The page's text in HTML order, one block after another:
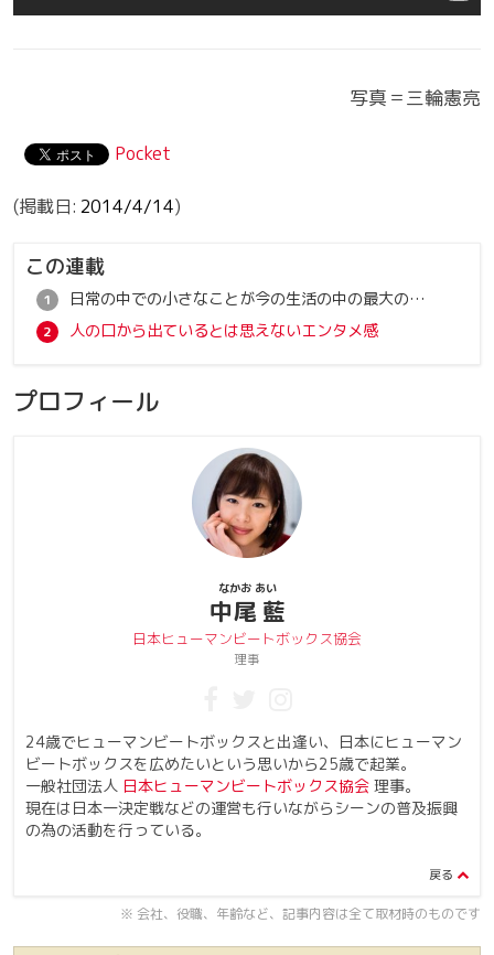
写真＝三輪憲亮
Pocket
2014/4/14
この連載
日常の中での小さなことが今の生活の中の最大の癒し
人の口から出ているとは思えないエンタメ感
プロフィール
中尾 藍
なかお あい
日本ヒューマンビートボックス協会
理事
24歳でヒューマンビートボックスと出逢い、日本にヒューマン
ビートボックスを広めたいという思いから25歳で起業。
一般社団法人 日本ヒューマンビートボックス協会 理事。
現在は日本一決定戦などの運営も行いながらシーンの普及振興
の為の活動を行っている。
※ 会社、役職、年齢など、記事内容は全て取材時のものです